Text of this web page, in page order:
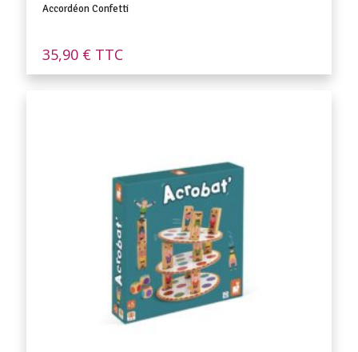
Accordéon Confetti
35,90 € TTC